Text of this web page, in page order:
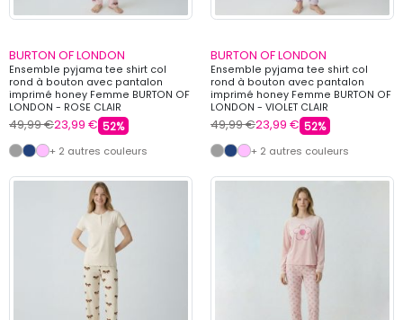
BURTON OF LONDON
Ensemble pyjama tee shirt col
rond à bouton avec pantalon
imprimé honey Femme BURTON OF
LONDON - ROSE CLAIR
49,99 €23,99 € 52%
+ 2 autres couleurs
BURTON OF LONDON
Ensemble pyjama tee shirt col
rond à bouton avec pantalon
imprimé honey Femme BURTON OF
LONDON - VIOLET CLAIR
49,99 €23,99 € 52%
+ 2 autres couleurs